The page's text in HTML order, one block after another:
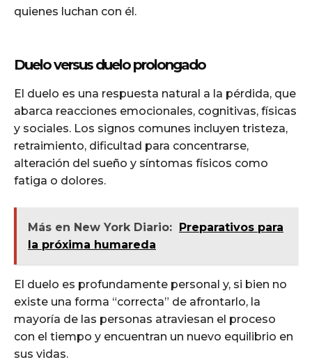
quienes luchan con él.
Duelo versus duelo prolongado
El duelo es una respuesta natural a la pérdida, que
abarca reacciones emocionales, cognitivas, físicas
y sociales. Los signos comunes incluyen tristeza,
retraimiento, dificultad para concentrarse,
alteración del sueño y síntomas físicos como
fatiga o dolores.
Más en New York Diario: Preparativos para
la próxima humareda
El duelo es profundamente personal y, si bien no
existe una forma “correcta” de afrontarlo, la
mayoría de las personas atraviesan el proceso
con el tiempo y encuentran un nuevo equilibrio en
sus vidas.